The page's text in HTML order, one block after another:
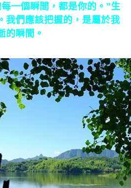
一個瞬間，都是你的。”生
我們應該把握的，是屬於我
的瞬間。